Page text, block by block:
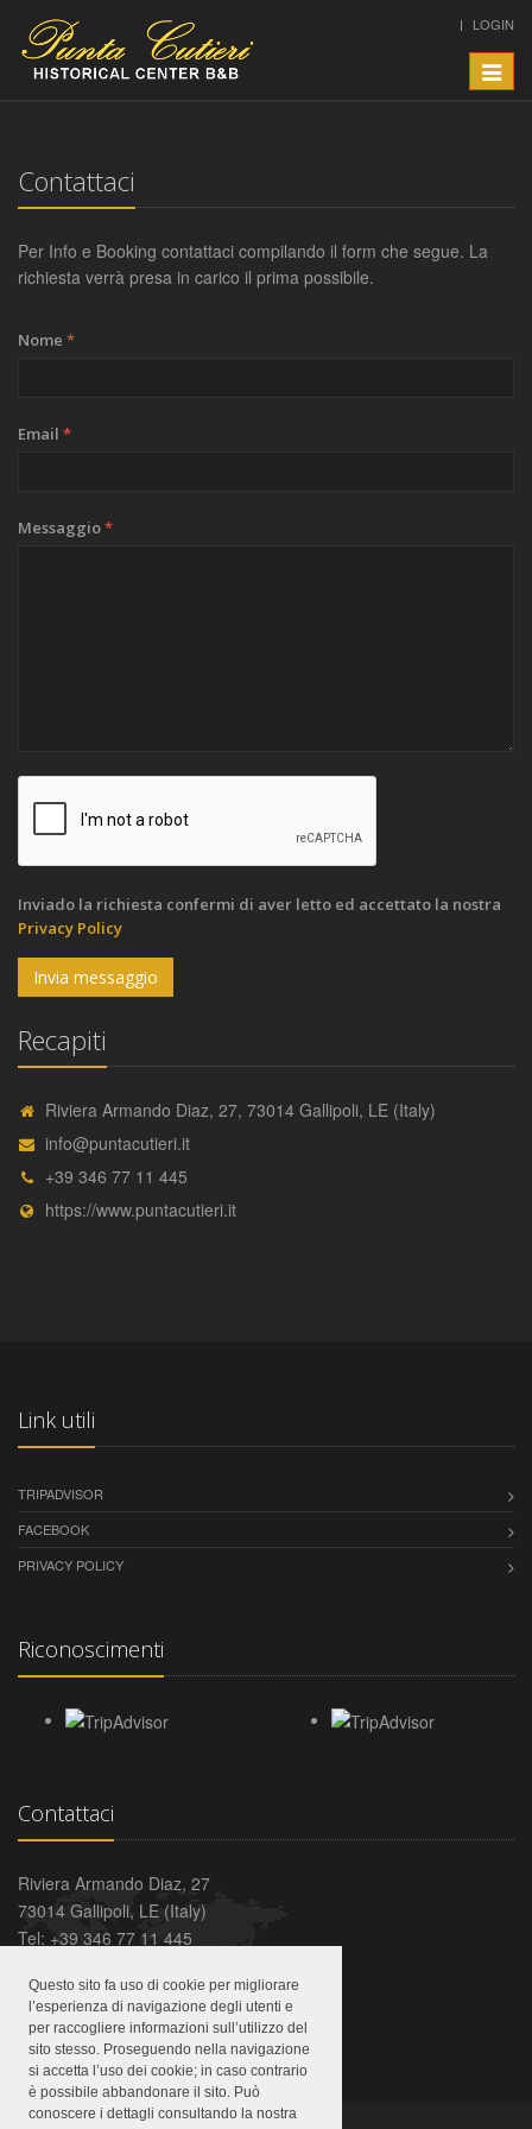
Questo sito fa uso di cookie per migliorare
l’esperienza di navigazione degli utenti e
per raccogliere informazioni sull’utilizzo del
sito stesso. Proseguendo nella navigazione
si accetta l’uso dei cookie; in caso contrario
è possibile abbandonare il sito. Può
conoscere i dettagli consultando la nostra
LOGIN
Toggle
Contattaci
Per Info e Booking contattaci compilando il form che segue. La
richiesta verrà presa in carico il prima possibile.
Nome *
Email *
Messaggio*
Inviado la richiesta confermi di aver letto ed accettato la nostra
Privacy Policy
Invia messaggio
Recapiti
Riviera Armando Diaz, 27, 73014 Gallipoli, LE (Italy)
info@puntacutieri.it
+39 346 77 11 445
https://www.puntacutieri.it
Link utili
TRIPADVISOR
FACEBOOK
PRIVACY POLICY
Riconoscimenti
Contattaci
Riviera Armando Diaz, 27
73014 Gallipoli, LE (Italy)
Tel: +39 346 77 11 445
CIN: IT075031B400023408